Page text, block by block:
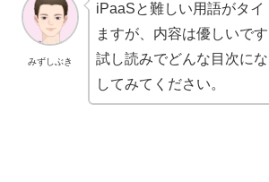
みずしぶき
iPaaSと難しい用語がタイ
ますが、内容は優しいです
試し読みでどんな目次に
してみてください。